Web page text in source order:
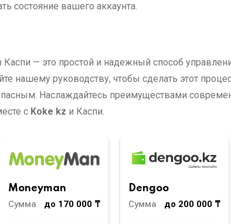
состояние вашего аккаунта.
Каспи — это простой и надежный способ
нашему руководству, чтобы сделать этот
Наслаждайтесь преимуществами
с Koke kz и Каспи.
Moneyman
Сумма
до 170 000 ₸
Dengoo
Сумма
до 200 000 ₸